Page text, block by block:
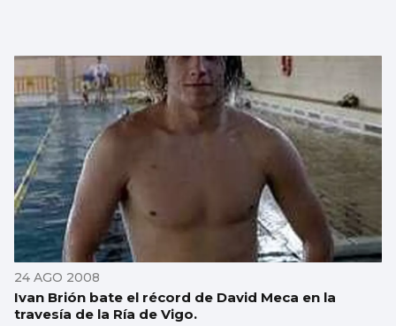
24 AGO 2008
Ivan Brión bate el récord de David Meca en la
travesía de la Ría de Vigo.